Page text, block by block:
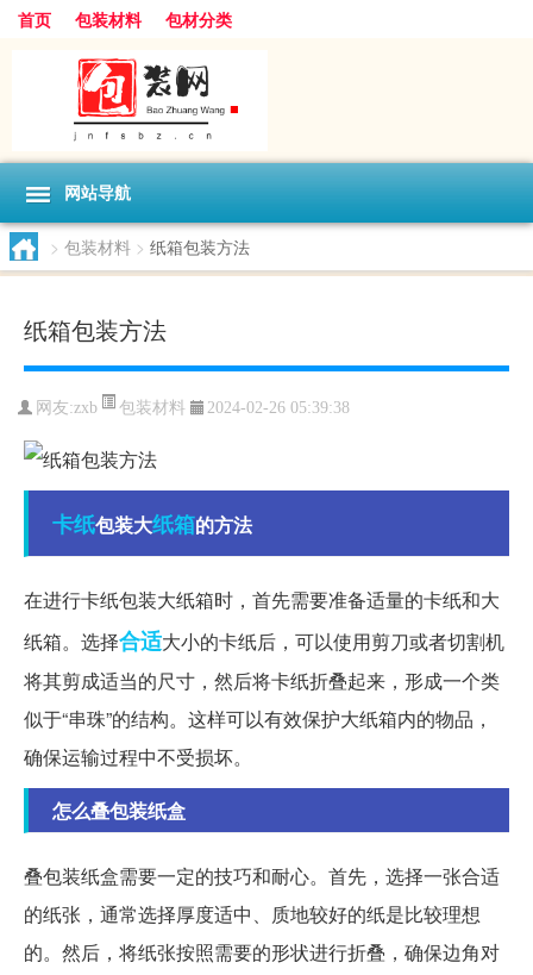
首页 包装材料 包材分类
网站导航
> 包装材料 > 纸箱包装方法
纸箱包装方法
网友:zxb 包装材料 2024-02-26 05:39:38
卡纸包装大纸箱的方法
在进行卡纸包装大纸箱时，首先需要准备适量的卡纸和大
纸箱。选择合适大小的卡纸后，可以使用剪刀或者切割机
将其剪成适当的尺寸，然后将卡纸折叠起来，形成一个类
似于“串珠”的结构。这样可以有效保护大纸箱内的物品，
确保运输过程中不受损坏。
怎么叠包装纸盒
叠包装纸盒需要一定的技巧和耐心。首先，选择一张合适
的纸张，通常选择厚度适中、质地较好的纸是比较理想
的。然后，将纸张按照需要的形状进行折叠，确保边角对